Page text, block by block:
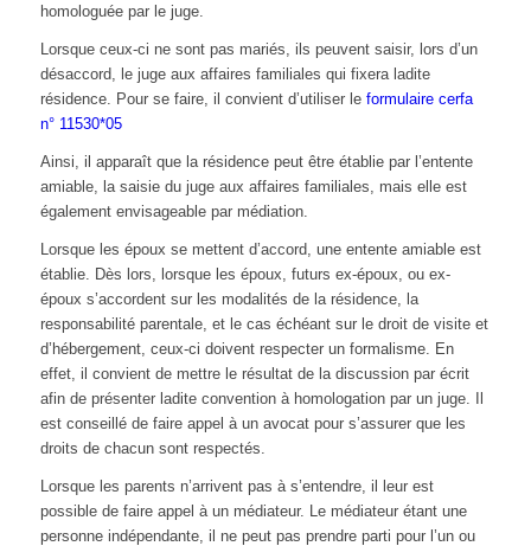
homologuée par le juge.
Lorsque ceux-ci ne sont pas mariés, ils peuvent saisir, lors d’un
désaccord, le juge aux affaires familiales qui fixera ladite
résidence. Pour se faire, il convient d’utiliser le formulaire cerfa
n° 11530*05
Ainsi, il apparaît que la résidence peut être établie par l’entente
amiable, la saisie du juge aux affaires familiales, mais elle est
également envisageable par médiation.
Lorsque les époux se mettent d’accord, une entente amiable est
établie. Dès lors, lorsque les époux, futurs ex-époux, ou ex-
époux s’accordent sur les modalités de la résidence, la
responsabilité parentale, et le cas échéant sur le droit de visite et
d’hébergement, ceux-ci doivent respecter un formalisme. En
effet, il convient de mettre le résultat de la discussion par écrit
afin de présenter ladite convention à homologation par un juge. Il
est conseillé de faire appel à un avocat pour s’assurer que les
droits de chacun sont respectés.
Lorsque les parents n’arrivent pas à s’entendre, il leur est
possible de faire appel à un médiateur. Le médiateur étant une
personne indépendante, il ne peut pas prendre parti pour l’un ou